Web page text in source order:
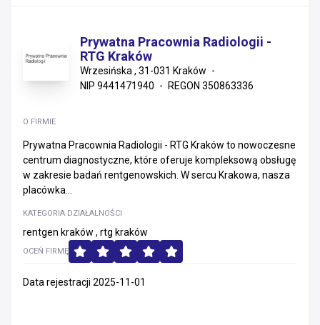
Prywatna Pracownia Radiologii -
RTG Kraków
Wrzesińska , 31-031 Kraków
NIP 9441471940
REGON 350863336
O FIRMIE
Prywatna Pracownia Radiologii - RTG Kraków to nowoczesne
centrum diagnostyczne, które oferuje kompleksową obsługę
w zakresie badań rentgenowskich. W sercu Krakowa, nasza
placówka...
KATEGORIA DZIAŁALNOŚCI
rentgen kraków , rtg kraków
OCEŃ FIRMĘ
Data rejestracji 2025-11-01